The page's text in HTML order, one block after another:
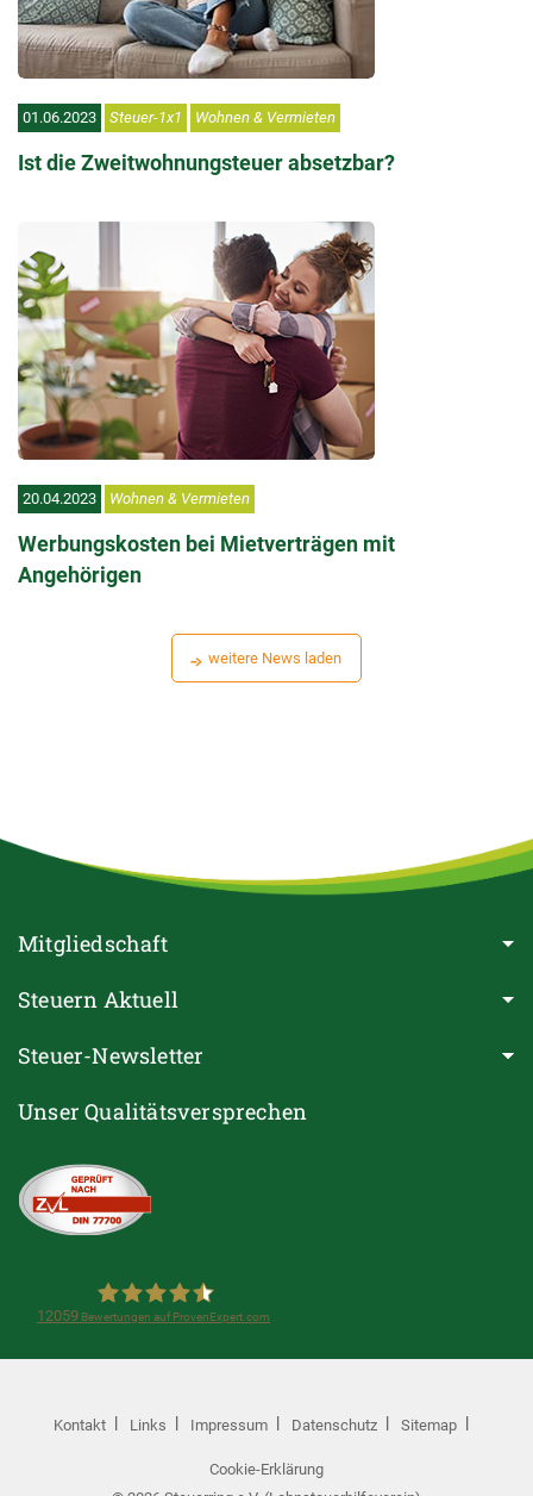
01.06.2023 Steuer-1x1 Wohnen & Vermieten
Ist die Zweitwohnungsteuer absetzbar?
20.04.2023 Wohnen & Vermieten
Werbungskosten bei Mietverträgen mit
Angehörigen
weitere News laden
Mitgliedschaft
Steuern Aktuell
Steuer-Newsletter
Unser Qualitätsversprechen
12059 Bewertungen auf ProvenExpert.com
Kontakt Links Impressum Datenschutz Sitemap
Cookie-Erklärung